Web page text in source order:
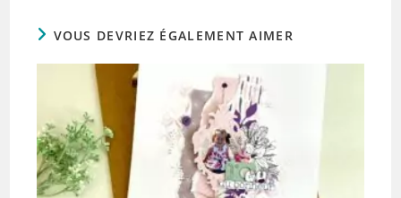
VOUS DEVRIEZ ÉGALEMENT AIMER